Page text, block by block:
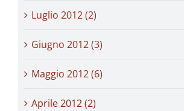
Luglio 2012 (2)
Giugno 2012 (3)
Maggio 2012 (6)
Aprile 2012 (2)